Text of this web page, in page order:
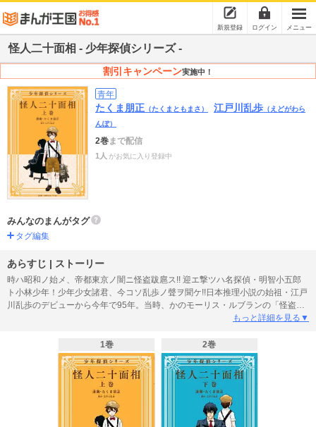
新規登録 ログイン メニュー
怪人二十面相 - 少年探偵シリーズ -
割引キャンペーン実施中！
青年
たくま朋正 （たくまともまさ） 江戸川乱歩 （えどがわら
んぽ）
2巻まで配信
1人 がお気に入り登録中
みんなのまんがタグ
タグ編集
あらすじ | ストーリー
時ハ昭和ノ始メ、帝都東京ノ闇ニ怪盗跋扈ス!! 迎エ撃ツハ名探偵・明智小五郎
ト小林少年！少年少女諸君、今コソ乱歩ノ聲ヲ聞ケ!!日本推理小説の始祖・江戸
川乱歩のデビューから今年で95年。当時、かのモーリス・ルブランの「怪盗ル
パンシリーズ」と共に、少年少女を虜にした「少年探偵シリーズ」より『怪人
クトの一部始終を、原作小説の章立て＆総ルビで乱歩作品の入門編漫画として
構成。図書室に満ちていた、あの怪しく危険な冒険の香りを限りなく忠実に再
現！vs怪人二十面相の先鋒は、小林少年だ!!
もっと詳細を見る▼
1巻 2巻